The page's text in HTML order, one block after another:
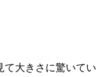
大きさに驚いてい